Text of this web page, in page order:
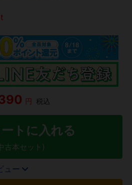
円 税込
トに入れる
古本セット)
ュー